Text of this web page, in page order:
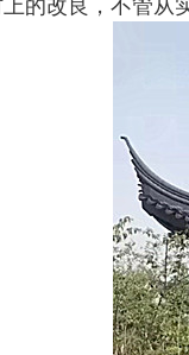
的改良，不管从